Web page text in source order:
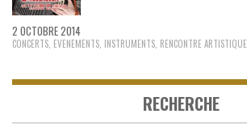
2 OCTOBRE 2014
CONCERTS, EVENEMENTS, INSTRUMENTS, RENCONTRE ARTISTIQUE
RECHERCHE